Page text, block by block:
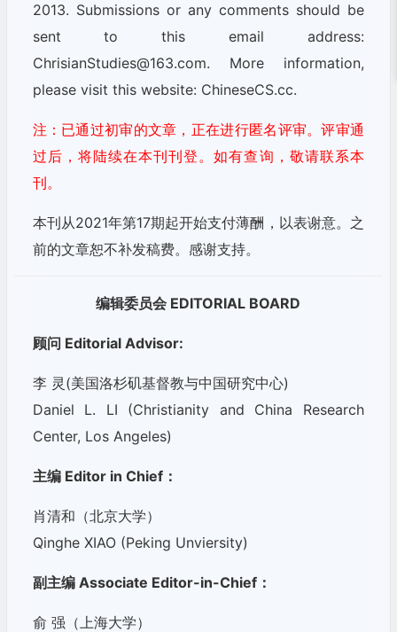
2013. Submissions or any comments should be
sent to this email address:
ChrisianStudies@163.com. More information,
please visit this website: ChineseCS.cc.
注：已通过初审的文章，正在进行匿名评审。评审通
过后，将陆续在本刊刊登。如有查询，敬请联系本
刊。
本刊从2021年第17期起开始支付薄酬，以表谢意。之
前的文章恕不补发稿费。感谢支持。
编辑委员会 EDITORIAL BOARD
顾问 Editorial Advisor:
李 灵(美国洛杉矶基督教与中国研究中心)
Daniel L. LI (Christianity and China Research
Center, Los Angeles)
主编 Editor in Chief：
肖清和（北京大学）
Qinghe XIAO (Peking Unviersity)
副主编 Associate Editor-in-Chief：
俞 强（上海大学）